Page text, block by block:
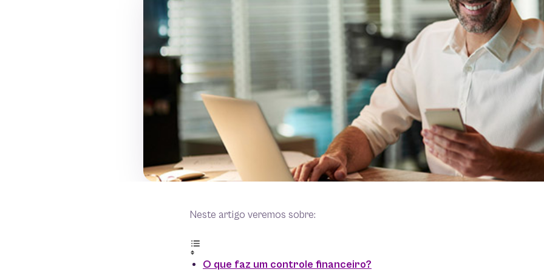
Neste artigo veremos sobre:
O que faz um controle financeiro?